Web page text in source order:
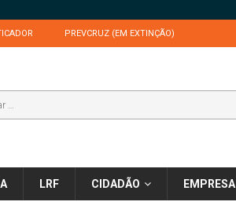
PREVCRUZ (EM EXTINÇÃO)
LRF CIDADÃO EMPRESA